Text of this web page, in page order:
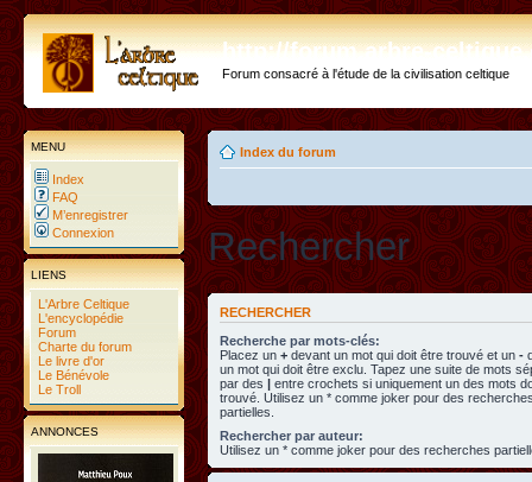
http://forum.arbre-
Forum consacré à l'étude de la civilisation celtique
MENU
Index
FAQ
M’enregistrer
Connexion
LIENS
L'Arbre Celtique
L'encyclopédie
Forum
Charte du forum
Le livre d'or
Le Bénévole
Le Troll
ANNONCES
Index du forum
Rechercher
RECHERCHER
Recherche par mots-clés:
Placez un + devant un mot qui doit être trouvé et un -
un mot qui doit être exclu. Tapez une suite de mots
par des | entre crochets si uniquement un des mots
trouvé. Utilisez un * comme joker pour des
partielles.
Rechercher par auteur:
Utilisez un * comme joker pour des recherches